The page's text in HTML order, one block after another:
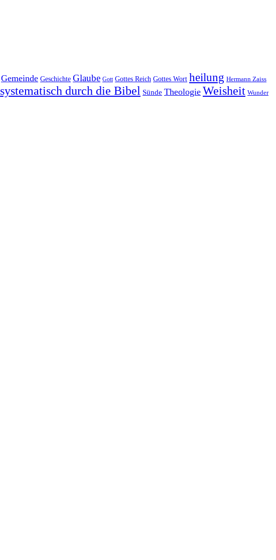
Gemeinde Geschichte Glaube Gott Gottes Reich Gottes Wort heilung Hermann Zaiss
systematisch durch die Bibel Sünde Theologie Weisheit Wunder